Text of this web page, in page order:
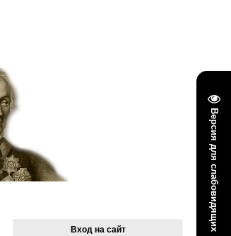
Версия для слабовидящих
Вход на сайт